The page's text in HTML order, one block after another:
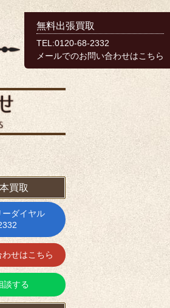
買取
ーダイヤル
せはこちら
談する
無料出張買取
TEL:0120-68-2332
メールでのお問い合わせはこちら